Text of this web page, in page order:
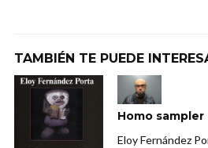
TAMBIÉN TE PUEDE
Homo sampler
Eloy Fernández